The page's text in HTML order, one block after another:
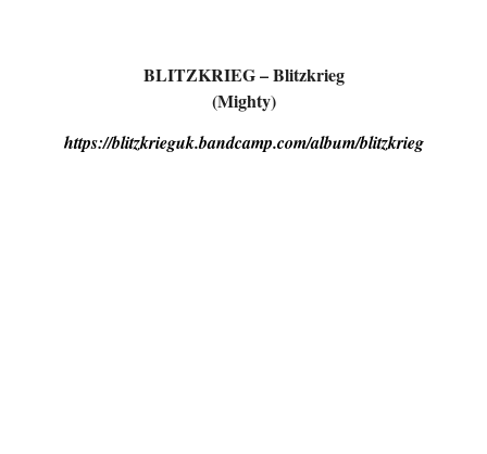
BLITZKRIEG – Blitzkrieg
(Mighty)
https://blitzkrieguk.bandcamp.com/album/blitzkrieg